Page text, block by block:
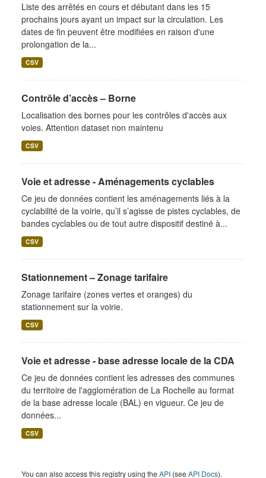
Liste des arrêtés en cours et débutant dans les 15
prochains jours ayant un impact sur la circulation. Les
dates de fin peuvent être modifiées en raison d'une
prolongation de la...
CSV
Contrôle d’accès – Borne
Localisation des bornes pour les contrôles d'accès aux
voies. Attention dataset non maintenu
CSV
Voie et adresse - Aménagements cyclables
Ce jeu de données contient les aménagements liés à la
cyclabilité de la voirie, qu’il s’agisse de pistes cyclables, de
bandes cyclables ou de tout autre dispositif destiné à...
CSV
Stationnement – Zonage tarifaire
Zonage tarifaire (zones vertes et oranges) du
stationnement sur la voirie.
CSV
Voie et adresse - base adresse locale de la CDA
Ce jeu de données contient les adresses des communes
du territoire de l'agglomération de La Rochelle au format
de la base adresse locale (BAL) en vigueur. Ce jeu de
données...
CSV
You can also access this registry using theAPI (seeAPI Docs).